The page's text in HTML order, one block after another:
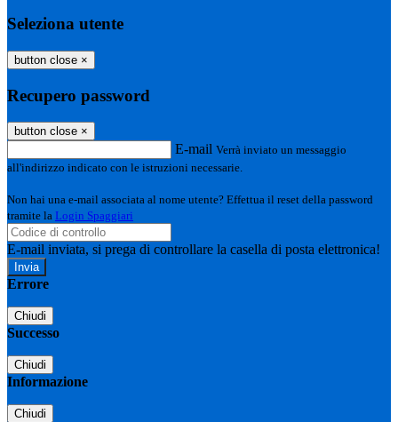
Seleziona utente
button close ×
Recupero password
button close ×
E-mail Verrà inviato un messaggio
all'indirizzo indicato con le istruzioni necessarie.
Non hai una e-mail associata al nome utente? Effettua il reset della password
tramite la Login Spaggiari
E-mail inviata, si prega di controllare la casella di posta elettronica!
Errore
Chiudi
Successo
Chiudi
Informazione
Chiudi